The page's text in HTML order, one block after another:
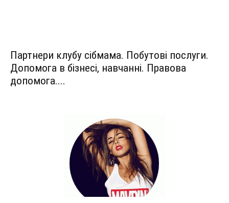
Партнери клубу сібмама. Побутові послуги.
Допомога в бізнесі, навчанні. Правова
допомога....